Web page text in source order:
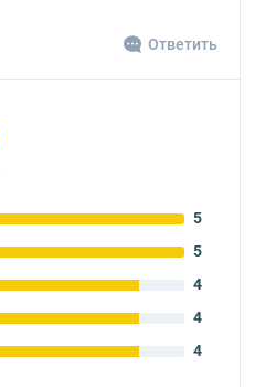
Ответить
5
5
4
4
4